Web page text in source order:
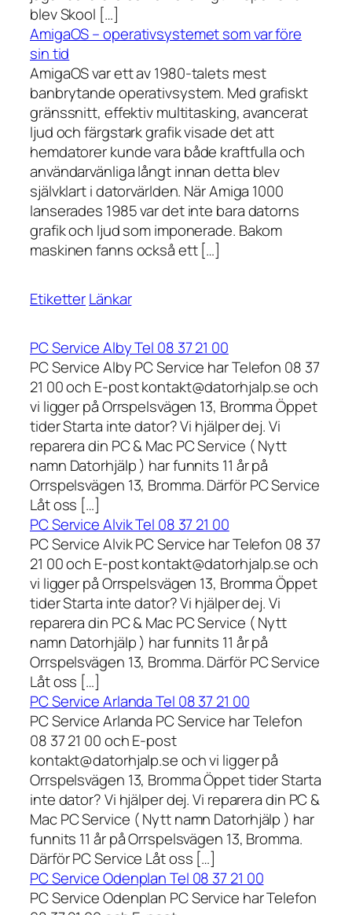
blev Skool […]
AmigaOS – operativsystemet som var före
sin tid
AmigaOS var ett av 1980-talets mest
banbrytande operativsystem. Med grafiskt
gränssnitt, effektiv multitasking, avancerat
ljud och färgstark grafik visade det att
hemdatorer kunde vara både kraftfulla och
användarvänliga långt innan detta blev
självklart i datorvärlden. När Amiga 1000
lanserades 1985 var det inte bara datorns
grafik och ljud som imponerade. Bakom
maskinen fanns också ett […]
EtiketterLänkar
PC Service Alby Tel 08 37 21 00
PC Service Alby PC Service har Telefon 08 37
21 00 och E-post kontakt@datorhjalp.se och
vi ligger på Orrspelsvägen 13, Bromma Öppet
tider Starta inte dator? Vi hjälper dej. Vi
reparera din PC & Mac PC Service ( Nytt
namn Datorhjälp ) har funnits 11 år på
Orrspelsvägen 13, Bromma. Därför PC Service
Låt oss […]
PC Service Alvik Tel 08 37 21 00
PC Service Alvik PC Service har Telefon 08 37
21 00 och E-post kontakt@datorhjalp.se och
vi ligger på Orrspelsvägen 13, Bromma Öppet
tider Starta inte dator? Vi hjälper dej. Vi
reparera din PC & Mac PC Service ( Nytt
namn Datorhjälp ) har funnits 11 år på
Orrspelsvägen 13, Bromma. Därför PC Service
Låt oss […]
PC Service Arlanda Tel 08 37 21 00
PC Service Arlanda PC Service har Telefon
08 37 21 00 och E-post
kontakt@datorhjalp.se och vi ligger på
Orrspelsvägen 13, Bromma Öppet tider Starta
inte dator? Vi hjälper dej. Vi reparera din PC &
Mac PC Service ( Nytt namn Datorhjälp ) har
funnits 11 år på Orrspelsvägen 13, Bromma.
Därför PC Service Låt oss […]
PC Service Odenplan Tel 08 37 21 00
PC Service Odenplan PC Service har Telefon